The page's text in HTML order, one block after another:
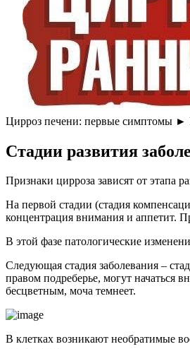
Цирроз печени: первые симптомы ►
Стадии развития
Признаки цирроза зависят от этапа
На первой стадии (стадия
концентрация внимания и аппетит.
В этой фазе патологические
Следующая стадия заболевания –
правом подреберье, могут начаться
бесцветным, моча темнеет.
В клетках возникают необратимые